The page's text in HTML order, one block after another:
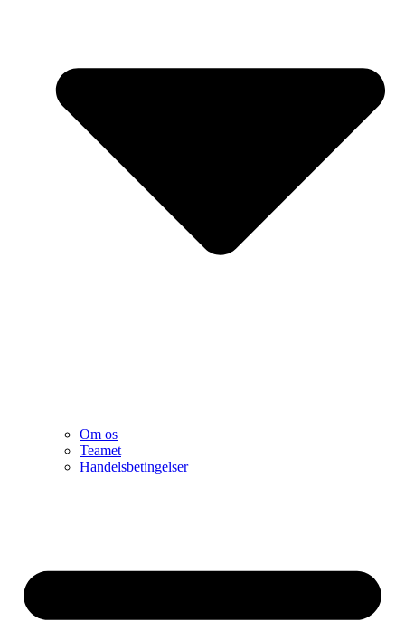
Om os
Teamet
Handelsbetingelser